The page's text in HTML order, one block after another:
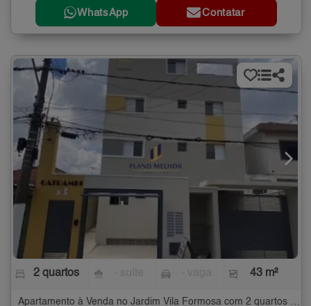
WhatsApp Contatar
2 quartos 43 m²
Apartamento à Venda no Jardim Vila Formosa com 2 quartos - 43 m²